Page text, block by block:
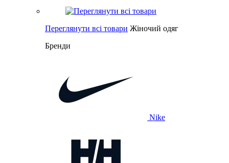
Переглянути всі товари Жіночий одяг
Бренди
Nike